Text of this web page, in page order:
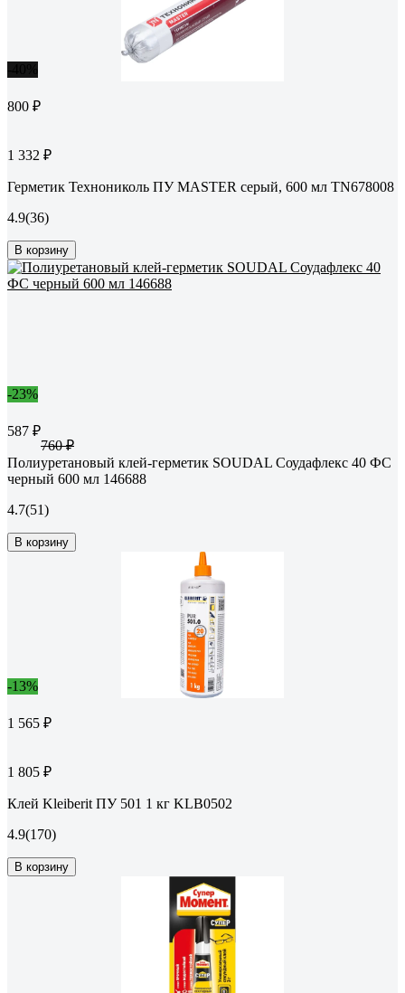
800 ₽
1 332 ₽
Герметик Технониколь ПУ MASTER серый, 600 мл TN678008
4.9(36)
В корзину
-23%
587 ₽
760 ₽
Полиуретановый клей-герметик SOUDAL Соудафлекс 40 ФС
черный 600 мл 146688
4.7(51)
В корзину
-13%
1 565 ₽
1 805 ₽
Клей Kleiberit ПУ 501 1 кг KLB0502
4.9(170)
В корзину